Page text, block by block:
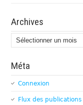
Archives
Archives
Méta
Connexion
Flux des publications